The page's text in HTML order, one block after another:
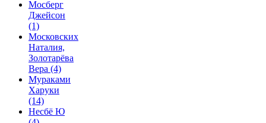
Мосберг
Джейсон
(1)
Московских
Наталия,
Золотарёва
Вера (4)
Мураками
Харуки
(14)
Несбё Ю